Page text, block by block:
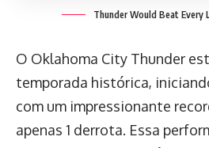
Thunder Would Beat Every
O Oklahoma City Thunder
temporada histórica,
com um impressionante
apenas 1 derrota. Essa